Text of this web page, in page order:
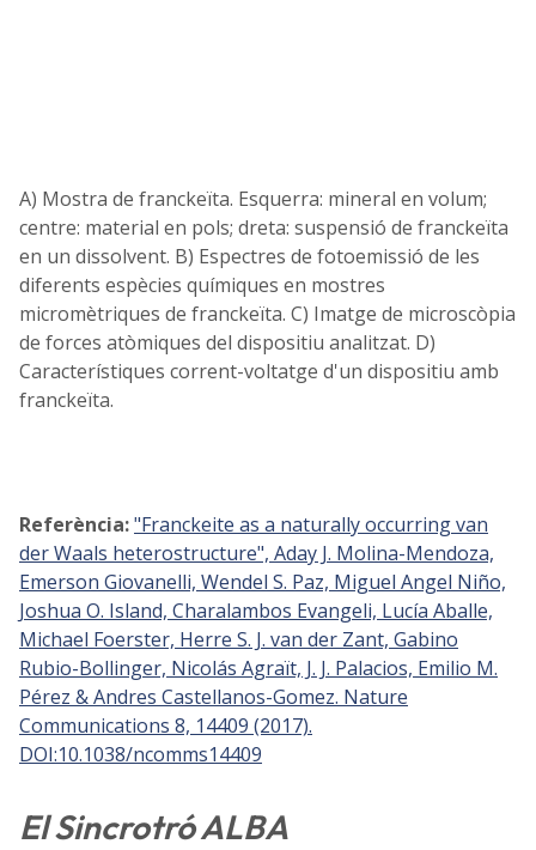
A) Mostra de franckeïta. Esquerra: mineral en volum;
centre: material en pols; dreta: suspensió de franckeïta
en un dissolvent. B) Espectres de fotoemissió de les
diferents espècies químiques en mostres
micromètriques de franckeïta. C) Imatge de microscòpia
de forces atòmiques del dispositiu analitzat. D)
Característiques corrent-voltatge d'un dispositiu amb
franckeïta.
Referència:"Franckeite as a naturally occurring van
der Waals heterostructure", Aday J. Molina-Mendoza,
Emerson Giovanelli, Wendel S. Paz, Miguel Angel Niño,
Joshua O. Island, Charalambos Evangeli, Lucía Aballe,
Michael Foerster, Herre S. J. van der Zant, Gabino
Rubio-Bollinger, Nicolás Agraït, J. J. Palacios, Emilio M.
Pérez & Andres Castellanos-Gomez. Nature
Communications 8, 14409 (2017).
DOI:10.1038/ncomms14409
El Sincrotró ALBA